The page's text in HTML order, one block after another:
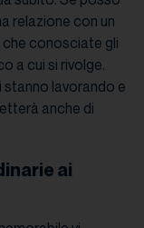
relazione con un
conosciate gli
a cui si rivolge.
stanno lavorando e
anche di
ai